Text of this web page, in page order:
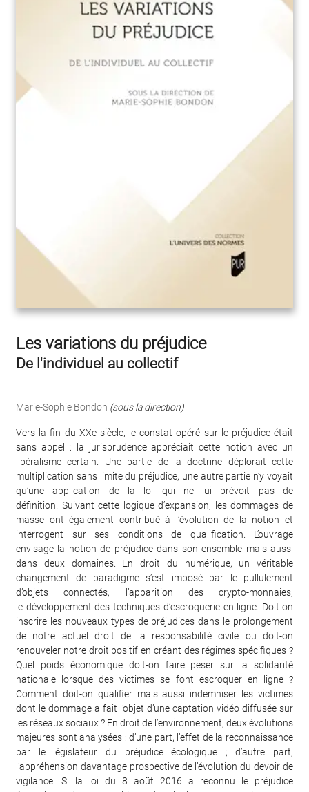
Les variations du préjudice
De l'individuel au collectif
Marie-Sophie Bondon (sous la direction)
Vers la fin du XXe siècle, le constat opéré sur le préjudice était
sans appel : la jurisprudence appréciait cette notion avec un
libéralisme certain. Une partie de la doctrine déplorait cette
multiplication sans limite du préjudice, une autre partie n’y voyait
qu’une application de la loi qui ne lui prévoit pas de
définition. Suivant cette logique d’expansion, les dommages de
masse ont également contribué à l’évolution de la notion et
interrogent sur ses conditions de qualification. L’ouvrage
envisage la notion de préjudice dans son ensemble mais aussi
dans deux domaines. En droit du numérique, un véritable
changement de paradigme s’est imposé par le pullulement
d’objets connectés, l’apparition des crypto-monnaies,
le développement des techniques d’escroquerie en ligne. Doit-on
inscrire les nouveaux types de préjudices dans le prolongement
de notre actuel droit de la responsabilité civile ou doit-on
renouveler notre droit positif en créant des régimes spécifiques ?
Quel poids économique doit-on faire peser sur la solidarité
nationale lorsque des victimes se font escroquer en ligne ?
Comment doit-on qualifier mais aussi indemniser les victimes
dont le dommage a fait l’objet d’une captation vidéo diffusée sur
les réseaux sociaux ? En droit de l’environnement, deux évolutions
majeures sont analysées : d’une part, l’effet de la reconnaissance
par le législateur du préjudice écologique ; d’autre part,
l’appréhension davantage prospective de l’évolution du devoir de
vigilance. Si la loi du 8 août 2016 a reconnu le préjudice